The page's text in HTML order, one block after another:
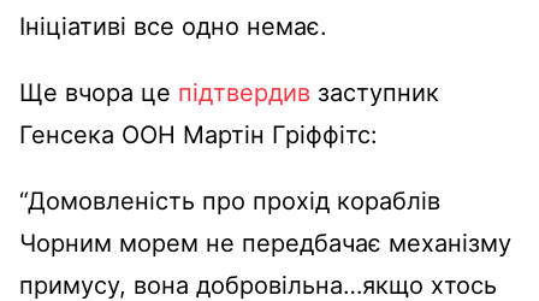
Ініціативі все одно немає.
Ще вчора це підтвердив заступник
Генсека ООН Мартін Гріффітс:
“Домовленість про прохід кораблів
Чорним морем не передбачає механізму
примусу, вона добровільна…якщо хтось